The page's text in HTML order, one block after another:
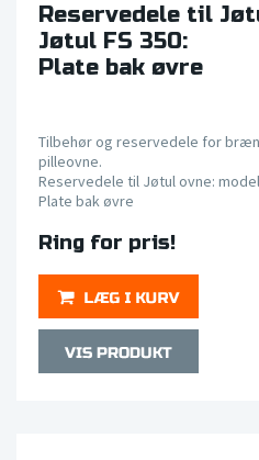
Reservedele til
Jøtul FS 350:
Plate bak øvre
Tilbehør og reservedele for
pilleovne.
Reservedele til Jøtul ovne:
Plate bak øvre
Ring for pris!